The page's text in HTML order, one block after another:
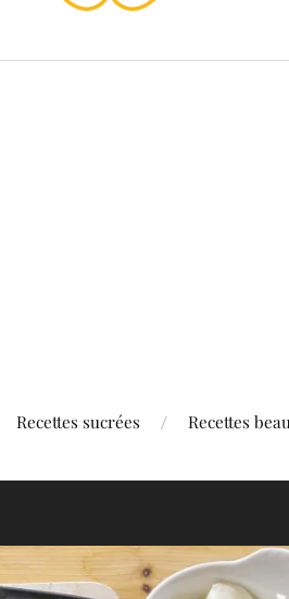
Recettes sucrées Recettes